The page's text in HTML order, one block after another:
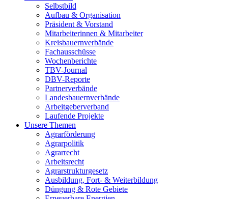
Selbstbild
Aufbau & Organisation
Präsident & Vorstand
Mitarbeiterinnen & Mitarbeiter
Kreisbauernverbände
Fachausschüsse
Wochenberichte
TBV-Journal
DBV-Reporte
Partnerverbände
Landesbauernverbände
Arbeitgeberverband
Laufende Projekte
Unsere Themen
Agrarförderung
Agrarpolitik
Agrarrecht
Arbeitsrecht
Agrarstrukturgesetz
Ausbildung, Fort- & Weiterbildung
Düngung & Rote Gebiete